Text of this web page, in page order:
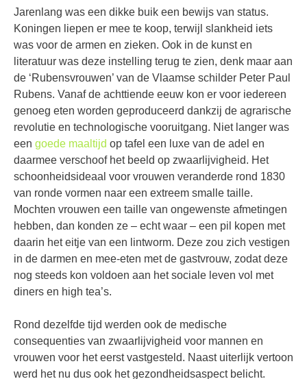
Jarenlang was een dikke buik een bewijs van status.
Koningen liepen er mee te koop, terwijl slankheid iets
was voor de armen en zieken. Ook in de kunst en
literatuur was deze instelling terug te zien, denk maar aan
de ‘Rubensvrouwen’ van de Vlaamse schilder Peter Paul
Rubens. Vanaf de achttiende eeuw kon er voor iedereen
genoeg eten worden geproduceerd dankzij de agrarische
revolutie en technologische vooruitgang. Niet langer was
een goede maaltijd op tafel een luxe van de adel en
daarmee verschoof het beeld op zwaarlijvigheid. Het
schoonheidsideaal voor vrouwen veranderde rond 1830
van ronde vormen naar een extreem smalle taille.
Mochten vrouwen een taille van ongewenste afmetingen
hebben, dan konden ze – echt waar – een pil kopen met
daarin het eitje van een lintworm. Deze zou zich vestigen
in de darmen en mee-eten met de gastvrouw, zodat deze
nog steeds kon voldoen aan het sociale leven vol met
diners en high tea’s.
Rond dezelfde tijd werden ook de medische
consequenties van zwaarlijvigheid voor mannen en
vrouwen voor het eerst vastgesteld. Naast uiterlijk vertoon
werd het nu dus ook het gezondheidsaspect belicht.